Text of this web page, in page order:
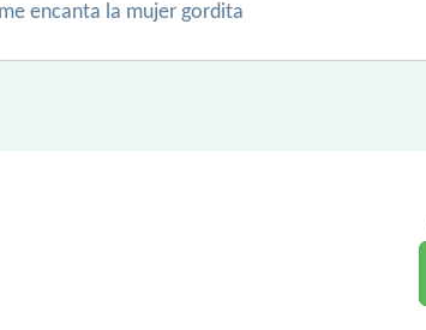
encanta la mujer gordita